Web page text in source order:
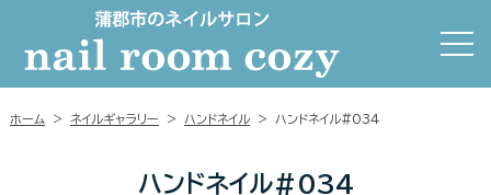
ホーム > ネイルギャラリー > ハンドネイル > ハンドネイル#034
ハンドネイル#034